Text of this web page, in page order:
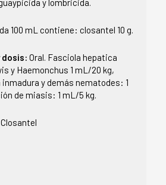
y lombricida.
100 mL contiene: closantel 10 g.
dosis: Oral. Fasciola hepatica
y Haemonchus 1 mL/20 kg,
y demás nematodes: 1
de miasis: 1 mL/5 kg.
Closantel